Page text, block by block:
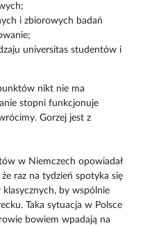
i zbiorowych badań
universitas studentów i
nikt nie ma
stopni funkcjonuje
Gorzej jest z
w Niemczech opowiadał
raz na tydzień spotyka się
by wspólnie
Taka sytuacja w Polsce
bowiem wpadają na